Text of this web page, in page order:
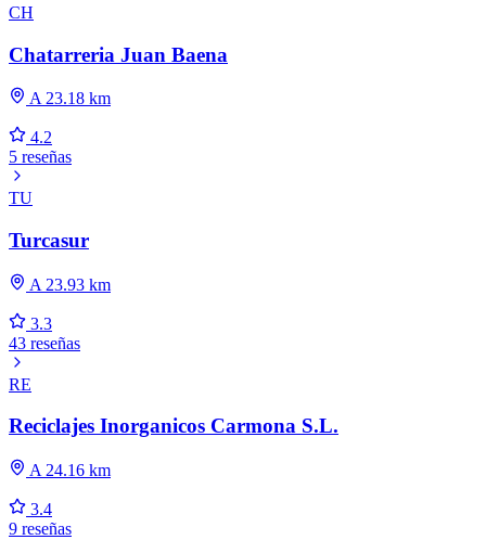
CH
Chatarreria Juan Baena
A 23.18 km
4.2
5 reseñas
TU
Turcasur
A 23.93 km
3.3
43 reseñas
RE
Reciclajes Inorganicos Carmona S.L.
A 24.16 km
3.4
9 reseñas